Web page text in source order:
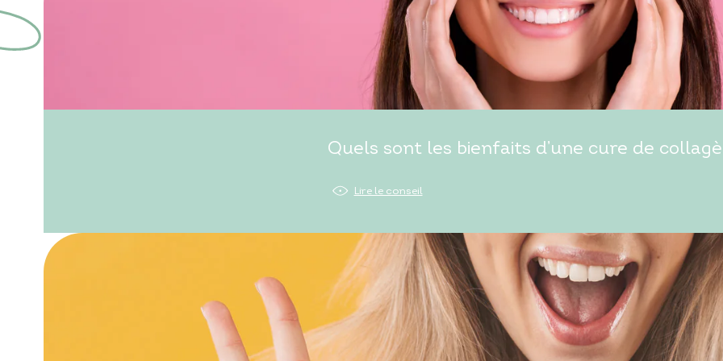
Quels sont les bienfaits d’une cure de
Lire le conseil